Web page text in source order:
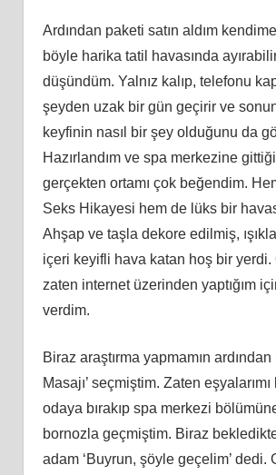
Ardından paketi satın aldım
böyle harika tatil havasında
düşündüm. Yalnız kalıp, telefonu
şeyden uzak bir gün geçirir ve
keyfinin nasıl bir şey olduğunu da
Hazırlandım ve spa merkezine
gerçekten ortamı çok beğendim.
Seks Hikayesi hem de lüks bir
Ahşap ve taşla dekore edilmiş,
içeri keyifli hava katan hoş bir yerdi.
zaten internet üzerinden yaptığım
verdim.
Biraz araştırma yapmamın ardından
Masajı’ seçmiştim. Zaten
odaya bırakıp spa merkezi
bornozla geçmiştim. Biraz
adam ‘Buyrun, şöyle geçelim’ dedi.